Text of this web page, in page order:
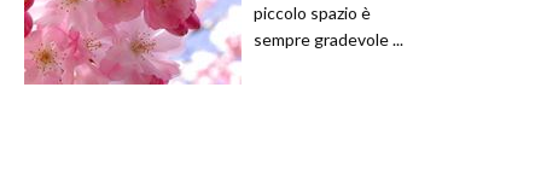
piccolo spazio è
sempre gradevole ...